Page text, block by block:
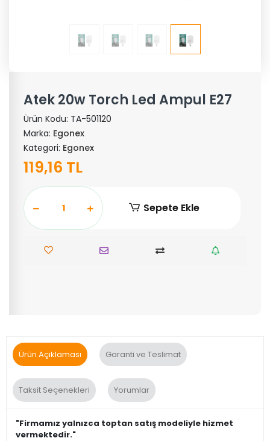
Atek 20w Torch Led Ampul E27
Ürün Kodu: TA-501120
Marka: Egonex
Kategori: Egonex
119,16 TL
Sepete Ekle
Ürün Açıklaması Garanti ve Teslimat
Taksit Seçenekleri Yorumlar
"Firmamız yalnızca toptan satış modeliyle hizmet
vermektedir."